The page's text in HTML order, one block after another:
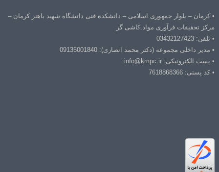
• کرمان – بلوار جمهوری اسلامی – دانشکده فنی دانشگاه شهید باهنر کرمان –
مرکز تحقیقات فرآوری مواد کاشی گر
• تلفن: 03432127423
• مدیر داخلی مجموعه (دکتر محمد انصاری): 09135001840
• پست الکترونیکی: info@kmpc.ir
• کد پستی: 7618868366